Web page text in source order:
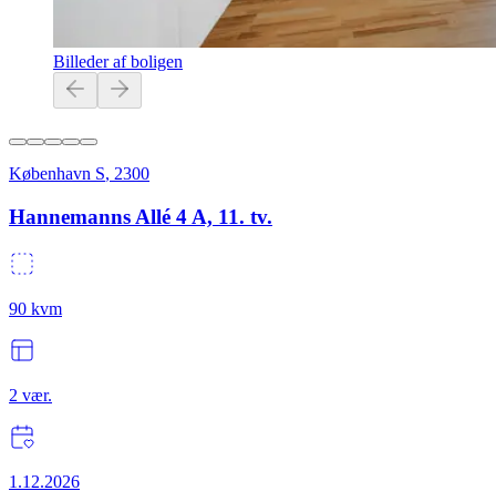
Billeder af boligen
København S, 2300
Hannemanns Allé 4 A, 11. tv.
90 kvm
2 vær.
1.12.2026